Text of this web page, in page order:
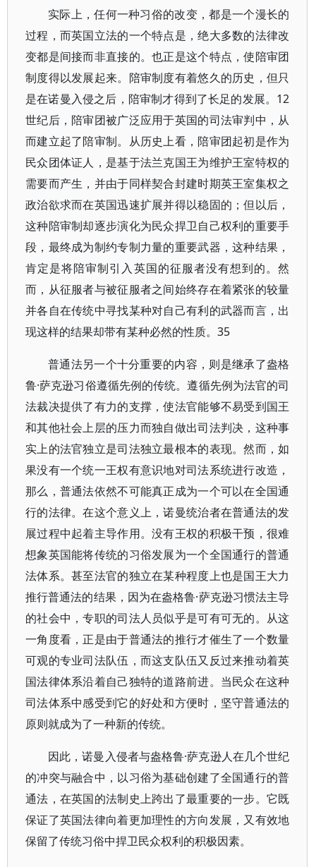
实际上，任何一种习俗的改变，都是一个漫长的
过程，而英国立法的一个特点是，绝大多数的法律改
变都是间接而非直接的。也正是这个特点，使陪审团
制度得以发展起来。陪审制度有着悠久的历史，但只
是在诺曼入侵之后，陪审制才得到了长足的发展。12
世纪后，陪审团被广泛应用于英国的司法审判中，从
而建立起了陪审制。从历史上看，陪审团起初是作为
民众团体证人，是基于法兰克国王为维护王室特权的
需要而产生，并由于同样契合封建时期英王室集权之
政治欲求而在英国迅速扩展并得以稳固的；但以后，
这种陪审制却逐步演化为民众捍卫自己权利的重要手
段，最终成为制约专制力量的重要武器，这种结果，
肯定是将陪审制引入英国的征服者没有想到的。然
而，从征服者与被征服者之间始终存在着紧张的较量
并各自在传统中寻找某种对自己有利的武器而言，出
现这样的结果却带有某种必然的性质。35
普通法另一个十分重要的内容，则是继承了盎格
鲁·萨克逊习俗遵循先例的传统。遵循先例为法官的司
法裁决提供了有力的支撑，使法官能够不易受到国王
和其他社会上层的压力而独自做出司法判决，这种事
实上的法官独立是司法独立最根本的表现。然而，如
果没有一个统一王权有意识地对司法系统进行改造，
那么，普通法依然不可能真正成为一个可以在全国通
行的法律。在这个意义上，诺曼统治者在普通法的发
展过程中起着主导作用。没有王权的积极干预，很难
想象英国能将传统的习俗发展为一个全国通行的普通
法体系。甚至法官的独立在某种程度上也是国王大力
推行普通法的结果，因为在盎格鲁·萨克逊习惯法主导
的社会中，专职的司法人员似乎是可有可无的。从这
一角度看，正是由于普通法的推行才催生了一个数量
可观的专业司法队伍，而这支队伍又反过来推动着英
国法律体系沿着自己独特的道路前进。当民众在这种
司法体系中感受到它的好处和方便时，坚守普通法的
原则就成为了一种新的传统。
因此，诺曼入侵者与盎格鲁·萨克逊人在几个世纪
的冲突与融合中，以习俗为基础创建了全国通行的普
通法，在英国的法制史上跨出了最重要的一步。它既
保证了英国法律向着更加理性的方向发展，又有效地
保留了传统习俗中捍卫民众权利的积极因素。